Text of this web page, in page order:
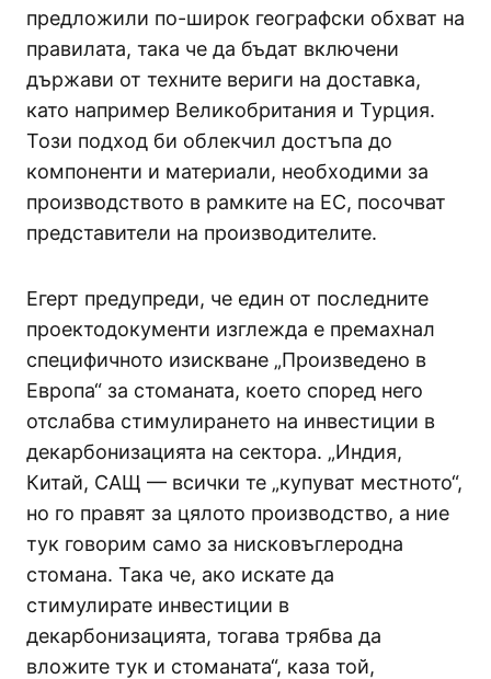
предложили по-широк географски обхват на
правилата, така че да бъдат включени
държави от техните вериги на доставка,
като например Великобритания и Турция.
Този подход би облекчил достъпа до
компоненти и материали, необходими за
производството в рамките на ЕС, посочват
представители на производителите.
Егерт предупреди, че един от последните
проектодокументи изглежда е премахнал
специфичното изискване „Произведено в
Европа“ за стоманата, което според него
отслабва стимулирането на инвестиции в
декарбонизацията на сектора. „Индия,
Китай, САЩ — всички те „купуват местното“,
но го правят за цялото производство, а ние
тук говорим само за нисковъглеродна
стомана. Така че, ако искате да
стимулирате инвестиции в
декарбонизацията, тогава трябва да
вложите тук и стоманата“, каза той,